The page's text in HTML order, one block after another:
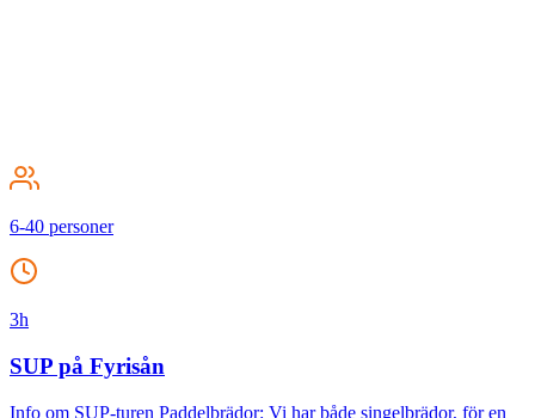
6-40 personer
3h
SUP på Fyrisån
Info om SUP-turen Paddelbrädor: Vi har både singelbrädor, för en